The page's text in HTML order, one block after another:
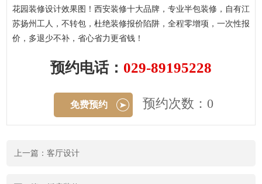
花园装修设计效果图！西安装修十大品牌，专业半包装修，自有江
苏扬州工人，不转包，杜绝装修报价陷阱，全程零增项，一次性报
价，多退少不补，省心省力更省钱！
预约电话： 029-89195228
免费预约 预约次数：0
上一篇：客厅设计